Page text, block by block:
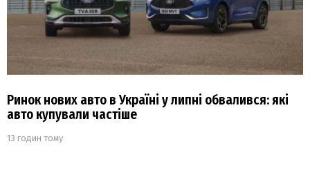
Ринок нових авто в Україні у липні обвалився: які
авто купували частіше
13 годин тому